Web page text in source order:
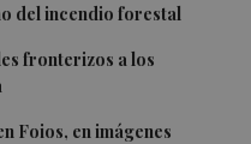
del incendio forestal
fronterizos a los
Foios, en imágenes